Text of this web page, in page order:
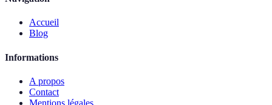
Accueil
Blog
Informations
A propos
Contact
Mentions légales